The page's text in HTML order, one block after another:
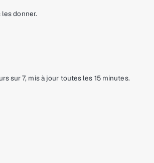
donner.
sur 7, mis à jour toutes les 15 minutes.